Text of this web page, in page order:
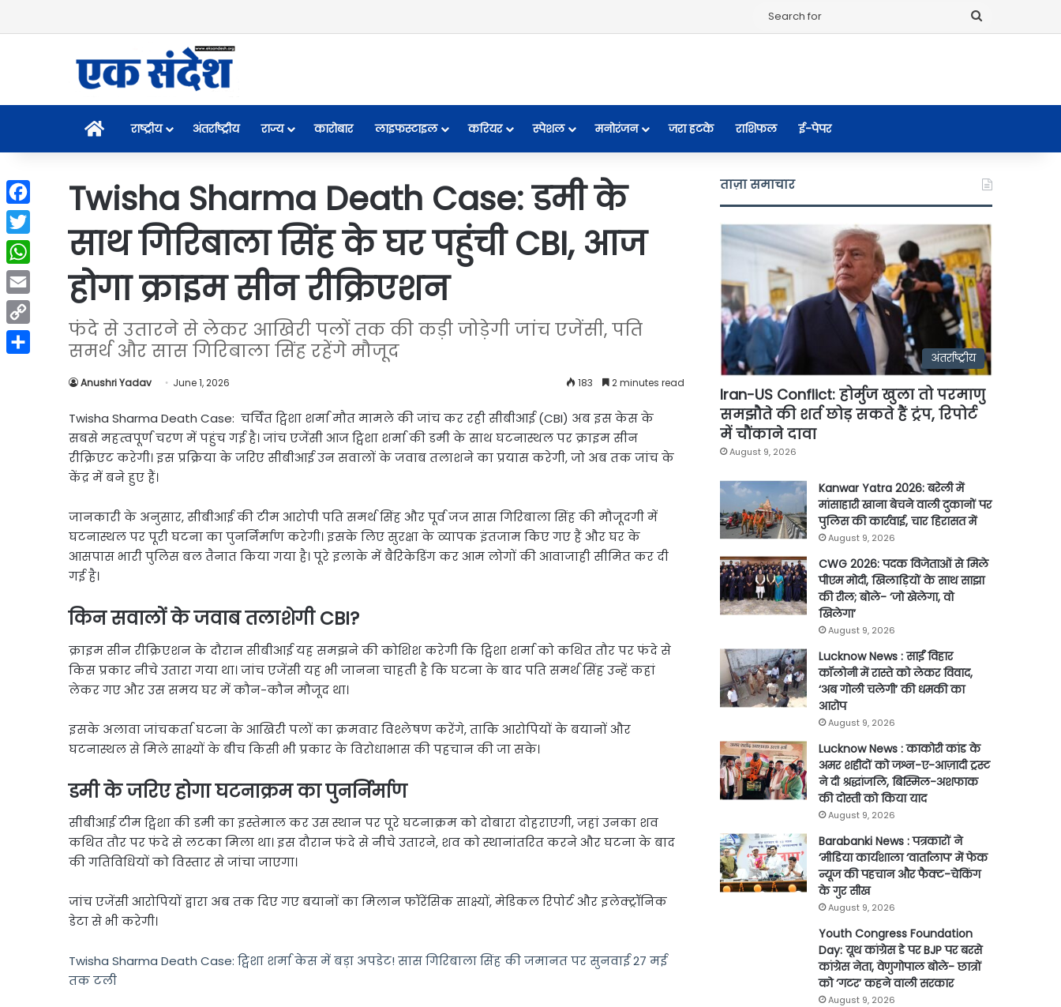
Homeराष्ट्रीय अंतर्राष्ट्रीय राज्य कारोबार लाइफस्टाइल करियर स्पेशल मनोरंजन जरा हटके राशिफल ई-पेपर
Twisha Sharma Death Case: डमी के
साथ गिरिबाला सिंह के घर पहुंची CBI, आज
होगा क्राइम सीन रीक्रिएशन
फंदे से उतारने से लेकर आखिरी पलों तक की कड़ी जोड़ेगी जांच एजेंसी, पति
समर्थ और सास गिरिबाला सिंह रहेंगे मौजूद
Anushri Yadav June 1, 2026 183 2 minutes read
Twisha Sharma Death Case: चर्चित ट्विशा शर्मा मौत मामले की जांच कर रही सीबीआई (CBI) अब इस केस के
सबसे महत्वपूर्ण चरण में पहुंच गई है। जांच एजेंसी आज ट्विशा शर्मा की डमी के साथ घटनास्थल पर क्राइम सीन
रीक्रिएट करेगी। इस प्रक्रिया के जरिए सीबीआई उन सवालों के जवाब तलाशने का प्रयास करेगी, जो अब तक जांच के
केंद्र में बने हुए हैं।
जानकारी के अनुसार, सीबीआई की टीम आरोपी पति समर्थ सिंह और पूर्व जज सास गिरिबाला सिंह की मौजूदगी में
घटनास्थल पर पूरी घटना का पुनर्निर्माण करेगी। इसके लिए सुरक्षा के व्यापक इंतजाम किए गए हैं और घर के
आसपास भारी पुलिस बल तैनात किया गया है। पूरे इलाके में बैरिकेडिंग कर आम लोगों की आवाजाही सीमित कर दी
गई है।
किन सवालों के जवाब तलाशेगी CBI?
क्राइम सीन रीक्रिएशन के दौरान सीबीआई यह समझने की कोशिश करेगी कि ट्विशा शर्मा को कथित तौर पर फंदे से
किस प्रकार नीचे उतारा गया था। जांच एजेंसी यह भी जानना चाहती है कि घटना के बाद पति समर्थ सिंह उन्हें कहां
लेकर गए और उस समय घर में कौन-कौन मौजूद था।
इसके अलावा जांचकर्ता घटना के आखिरी पलों का क्रमवार विश्लेषण करेंगे, ताकि आरोपियों के बयानों और
घटनास्थल से मिले साक्ष्यों के बीच किसी भी प्रकार के विरोधाभास की पहचान की जा सके।
डमी के जरिए होगा घटनाक्रम का पुनर्निर्माण
सीबीआई टीम ट्विशा की डमी का इस्तेमाल कर उस स्थान पर पूरे घटनाक्रम को दोबारा दोहराएगी, जहां उनका शव
कथित तौर पर फंदे से लटका मिला था। इस दौरान फंदे से नीचे उतारने, शव को स्थानांतरित करने और घटना के बाद
की गतिविधियों को विस्तार से जांचा जाएगा।
जांच एजेंसी आरोपियों द्वारा अब तक दिए गए बयानों का मिलान फॉरेंसिक साक्ष्यों, मेडिकल रिपोर्ट और इलेक्ट्रॉनिक
डेटा से भी करेगी।
Twisha Sharma Death Case: ट्विशा शर्मा केस में बड़ा अपडेट! सास गिरिबाला सिंह की जमानत पर सुनवाई 27 मई
तक टली
ताज़ा समाचार
अंतर्राष्ट्रीय
Iran-US Conflict: होर्मुज खुला तो परमाणु
समझौते की शर्त छोड़ सकते हैं ट्रंप, रिपोर्ट
में चौंकाने दावा
August 9, 2026
Kanwar Yatra 2026: बरेली में
मांसाहारी खाना बेचने वाली दुकानों पर
पुलिस की कार्रवाई, चार हिरासत में
August 9, 2026
CWG 2026: पदक विजेताओं से मिले
पीएम मोदी, खिलाड़ियों के साथ साझा
की रील; बोले- ‘जो खेलेगा, वो
खिलेगा’
August 9, 2026
Lucknow News : साईं विहार
कॉलोनी में रास्ते को लेकर विवाद,
‘अब गोली चलेगी’ की धमकी का
आरोप
August 9, 2026
Lucknow News : काकोरी कांड के
अमर शहीदों को जश्न-ए-आज़ादी ट्रस्ट
ने दी श्रद्धांजलि, बिस्मिल-अशफाक
की दोस्ती को किया याद
August 9, 2026
Barabanki News : पत्रकारों ने
‘मीडिया कार्यशाला ‘वार्तालाप’ में फेक
न्यूज की पहचान और फैक्ट-चेकिंग
के गुर सीख
August 9, 2026
Youth Congress Foundation
Day: यूथ कांग्रेस डे पर BJP पर बरसे
कांग्रेस नेता, वेणुगोपाल बोले- छात्रों
को ‘गटर’ कहने वाली सरकार
August 9, 2026
Facebook
Twitter
WhatsApp
Email
Copy
Link